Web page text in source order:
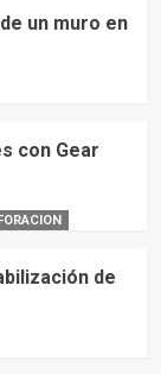
un muro en
con Gear
de